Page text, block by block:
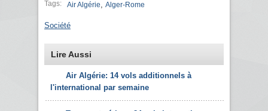
Tags: Air Algérie Alger-Rome
Société
Lire Aussi
Air Algérie: 14 vols additionnels à
l'international par semaine